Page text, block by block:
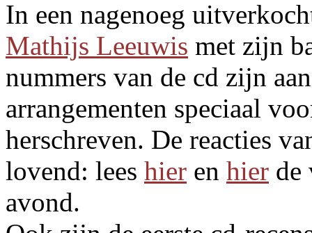
In een nagenoeg
Mathijs Leeuwis met zijn
nummers van de cd zijn
arrangementen speciaal
herschreven. De reacties
lovend: lees hier en hier de
avond.